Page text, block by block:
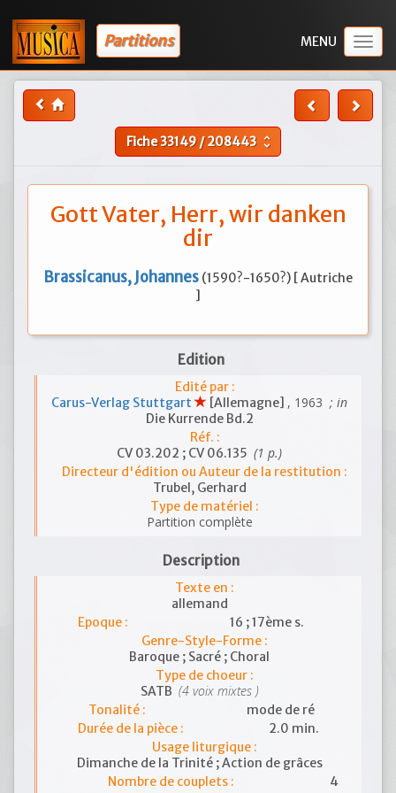
Partitions
Fiche33149/208443 unfold_more
Gott Vater, Herr, wir danken
dir
Brassicanus, Johannes (1590?-1650?) [ Autriche
]
Edition
Edité par :
Carus-Verlag Stuttgart
[Allemagne] , 1963 ; in
Die Kurrende Bd.2
Réf. :
CV 03.202 ; CV 06.135 (1 p.)
Directeur d'édition ou Auteur de la restitution :
Trubel, Gerhard
Type de matériel :
Partition complète
Description
Texte en :
allemand
Epoque :
16 ; 17ème s.
Genre-Style-Forme :
Baroque ; Sacré ; Choral
Type de choeur :
SATB (4 voix mixtes )
Tonalité :
mode de ré
Durée de la pièce :
2.0 min.
Usage liturgique :
Dimanche de la Trinité ; Action de grâces
Nombre de couplets :
4